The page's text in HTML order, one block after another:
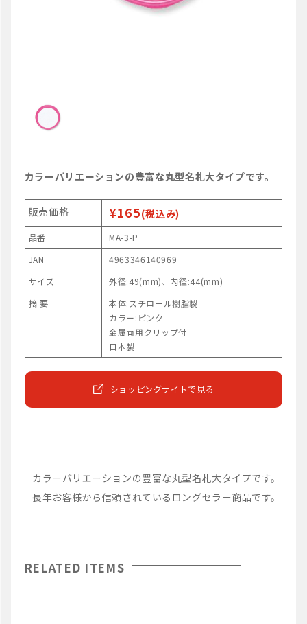
カラーバリエーションの豊富な丸型名札大タイプです。
販売価格 ¥165(税込み)
品番
MA-3-P
JAN
4963346140969
サイズ
外径:49(mm)、内径:44(mm)
摘 要
本体:スチロール樹脂製
カラー:ピンク
金属両用クリップ付
日本製
ショッピングサイトで見る
カラーバリエーションの豊富な丸型名札大タイプです。
長年お客様から信頼されているロングセラー商品です。
RELATED ITEMS